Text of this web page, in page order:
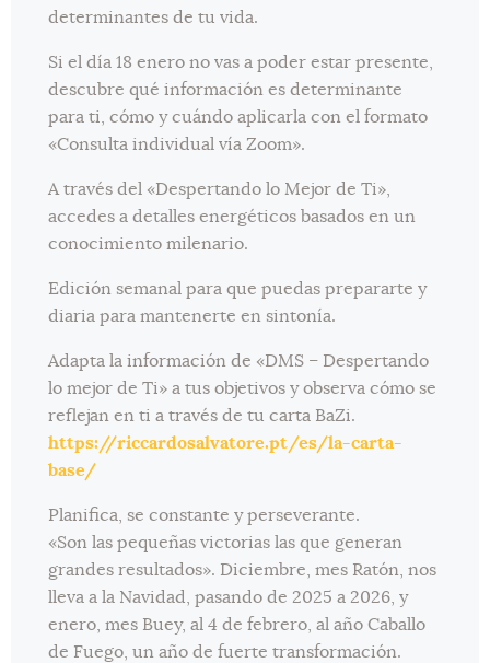
determinantes de tu vida.
Si el día 18 enero no vas a poder estar presente,
descubre qué información es determinante
para ti, cómo y cuándo aplicarla con el formato
«Consulta individual vía Zoom».
A través del «Despertando lo Mejor de Ti»,
accedes a detalles energéticos basados en un
conocimiento milenario.
Edición semanal para que puedas prepararte y
diaria para mantenerte en sintonía.
Adapta la información de «DMS – Despertando
lo mejor de Ti» a tus objetivos y observa cómo se
reflejan en ti a través de tu carta BaZi.
https://riccardosalvatore.pt/es/la-carta-
base/
Planifica, se constante y perseverante.
«Son las pequeñas victorias las que generan
grandes resultados». Diciembre, mes Ratón, nos
lleva a la Navidad, pasando de 2025 a 2026, y
enero, mes Buey, al 4 de febrero, al año Caballo
de Fuego, un año de fuerte transformación.